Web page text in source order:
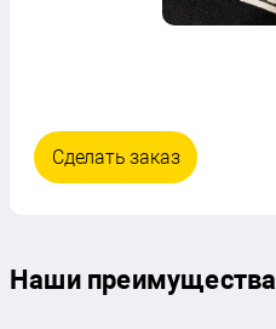
Сделать заказ
Наши преимущества